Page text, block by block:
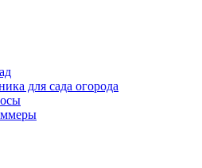
для сада огорода